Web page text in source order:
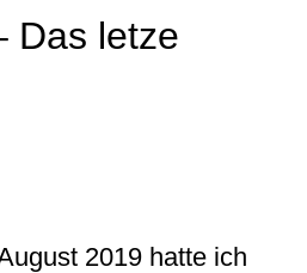
Das letze
2019 hatte ich